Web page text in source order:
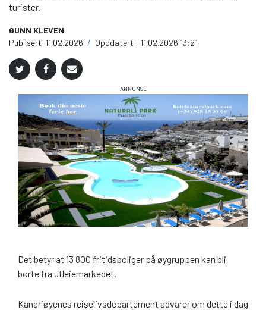
turister.
GUNN KLEVEN
Publisert 11.02.2026 / Oppdatert: 11.02.2026 13:21
Det betyr at 13 800 fritidsboliger på øygruppen kan bli
borte fra utleiemarkedet.
Kanariøyenes reiselivsdepartement advarer om dette i dag